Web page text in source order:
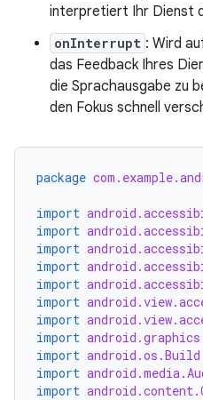
interpretiert Ihr Dienst
onInterrupt : Wird
das Feedback Ihres
die Sprachausgabe zu
den Fokus schnell
package
import
import
import
import
import
import
import
import
import android.os.Build
import
import